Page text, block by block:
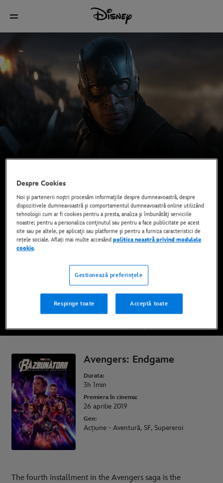
Disponibil acum și pe Disney+* & DVD
PRIVIȚI FILMUL PE DISNEY+
CUMPĂRAȚI FILMUL
Avengers: Endgame
Durata:
3h 1min
Premiera în cinema:
26 aprilie 2019
Gen:
Acțiune - Aventură, SF, Supereroi
The fourth installment in the Avengers saga is the
Despre Cookies
Noi şi partenerii noştri procesăm informaţiile despre dumneavoastră, despre
dispozitivele dumneavoastră şi comportamentul dumneavoastră online utilizând
tehnologii cum ar fi cookies pentru a presta, analiza şi îmbunătăţi serviciile
noastre; pentru a personaliza conţinutul sau pentru a face publicitate pe acest
site sau pe altele, pe aplicaţii sau platforme şi pentru a furniza caracteristici de
rețele sociale. Aflați mai multe accesândpolitica noastră privind modulele
cookie.
Gestionează preferințele
Respinge toate Acceptă toate